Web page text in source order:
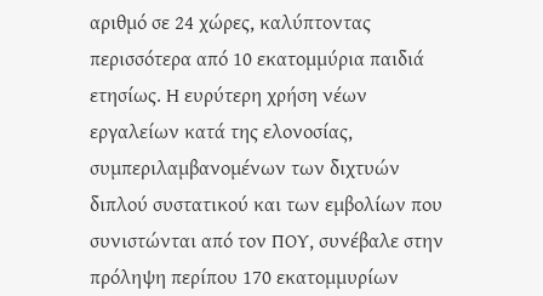
αριθμό σε 24 χώρες, καλύπτοντας
περισσότερα από 10 εκατομμύρια παιδιά
ετησίως. Η ευρύτερη χρήση νέων
εργαλείων κατά της ελονοσίας,
συμπεριλαμβανομένων των διχτυών
διπλού συστατικού και των εμβολίων που
συνιστώνται από τον ΠΟΥ, συνέβαλε στην
πρόληψη περίπου 170 εκατομμυρίων